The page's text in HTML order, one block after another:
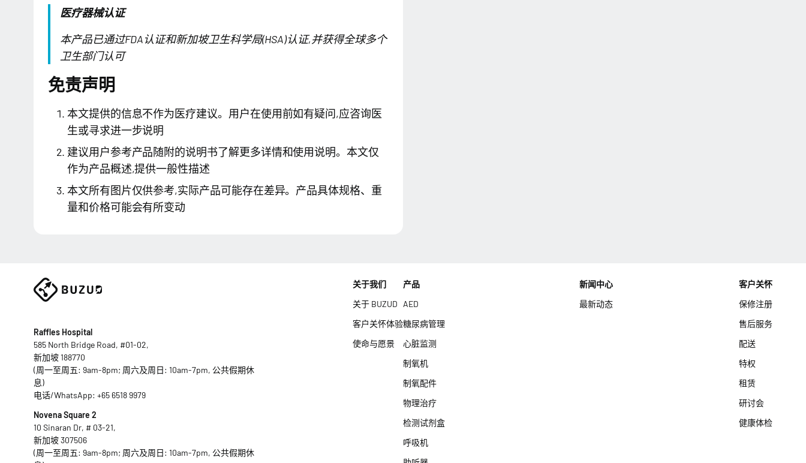
医疗器械认证
本产品已通过FDA认证和新加坡卫生科学局(HSA)认证,并获得全球多个
卫生部门认可
免责声明
本文提供的信息不作为医疗建议。用户在使用前如有疑问,应咨询医
生或寻求进一步说明
建议用户参考产品随附的说明书了解更多详情和使用说明。本文仅
作为产品概述,提供一般性描述
本文所有图片仅供参考,实际产品可能存在差异。产品具体规格、重
量和价格可能会有所变动
Raffles Hospital
585 North Bridge Road, #01-02,
新加坡 188770
(周一至周五: 9am-8pm; 周六及周日: 10am-7pm, 公共假期休
息)
电话/WhatsApp: +65 6518 9979
Novena Square 2
10 Sinaran Dr, # 03-21,
新加坡 307506
(周一至周五: 9am-8pm; 周六及周日: 10am-7pm, 公共假期休
关于我们
关于 BUZUD
客户关怀体验
使命与愿景
产品
AED
糖尿病管理
心脏监测
制氧机
制氧配件
物理治疗
检测试剂盒
呼吸机
新闻中心
最新动态
客户关怀
保修注册
售后服务
配送
特权
租赁
研讨会
健康体检